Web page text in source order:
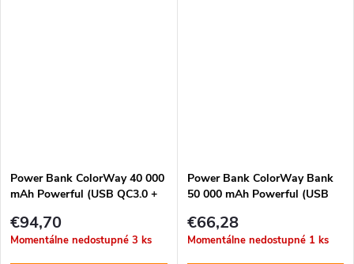
Power Bank ColorWay 40 000
mAh Powerful (USB QC3.0 +
Čierny (CW-PB400LPA4BK-
PDD)
€94,70
Momentálne nedostupné 3 ks
Power Bank ColorWay Bank
50 000 mAh Powerful (USB
Delivery 22.5W),Biely (CW-
PB500LPA4WT-PDD)
€66,28
Momentálne nedostupné 1 ks